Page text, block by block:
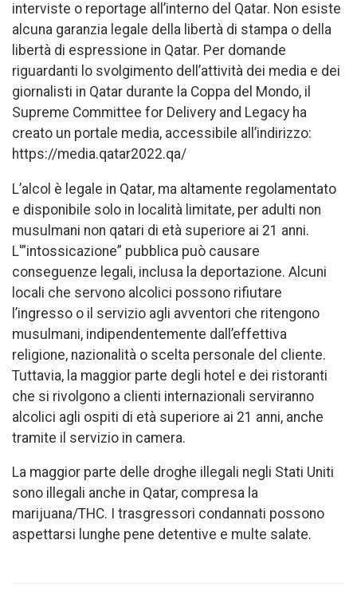
interviste o reportage all’interno del Qatar. Non esiste
alcuna garanzia legale della libertà di stampa o della
libertà di espressione in Qatar. Per domande
riguardanti lo svolgimento dell’attività dei media e dei
giornalisti in Qatar durante la Coppa del Mondo, il
Supreme Committee for Delivery and Legacy ha
creato un portale media, accessibile all’indirizzo:
https://media.qatar2022.qa/
L’alcol è legale in Qatar, ma altamente regolamentato
e disponibile solo in località limitate, per adulti non
musulmani non qatari di età superiore ai 21 anni.
L'”intossicazione” pubblica può causare
conseguenze legali, inclusa la deportazione. Alcuni
locali che servono alcolici possono rifiutare
l’ingresso o il servizio agli avventori che ritengono
musulmani, indipendentemente dall’effettiva
religione, nazionalità o scelta personale del cliente.
Tuttavia, la maggior parte degli hotel e dei ristoranti
che si rivolgono a clienti internazionali serviranno
alcolici agli ospiti di età superiore ai 21 anni, anche
tramite il servizio in camera.
La maggior parte delle droghe illegali negli Stati Uniti
sono illegali anche in Qatar, compresa la
marijuana/THC. I trasgressori condannati possono
aspettarsi lunghe pene detentive e multe salate.